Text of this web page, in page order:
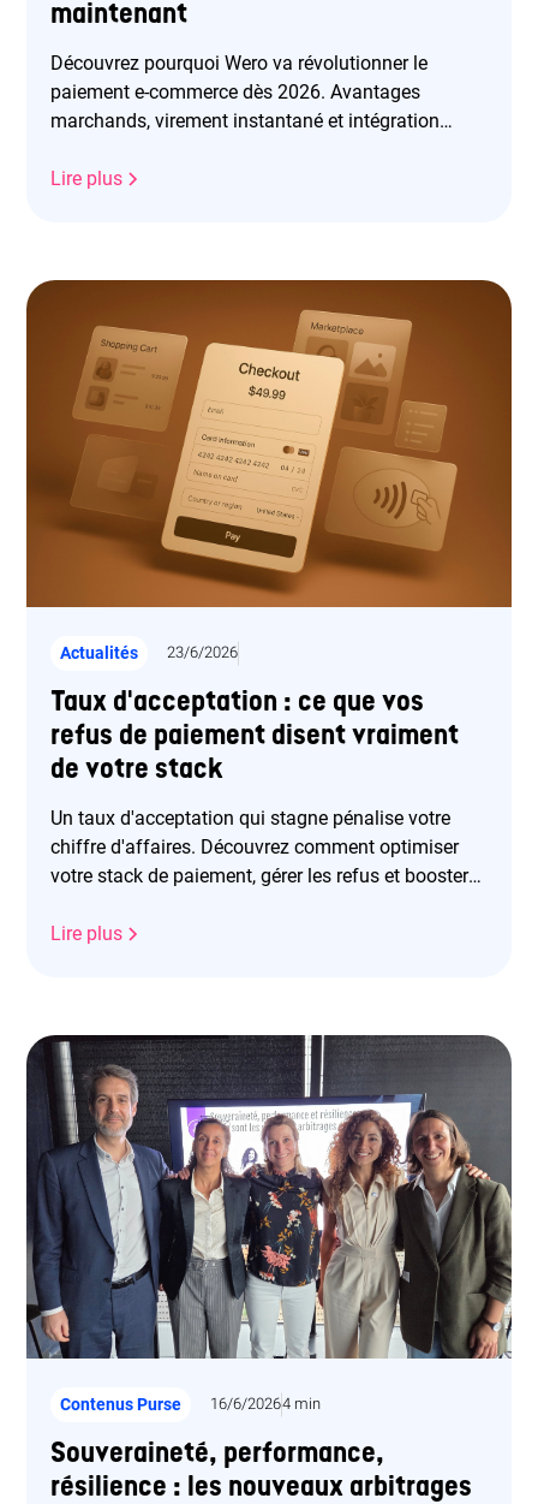
maintenant
Découvrez pourquoi Wero va révolutionner le
paiement e-commerce dès 2026. Avantages
marchands, virement instantané et intégration
Lire plus
Actualités 23/6/2026
Taux d'acceptation : ce que vos
refus de paiement disent vraiment
de votre stack
Un taux d'acceptation qui stagne pénalise votre
chiffre d'affaires. Découvrez comment optimiser
votre stack de paiement, gérer les refus et booster
Lire plus
Contenus Purse 16/6/20264 min
Souveraineté, performance,
résilience : les nouveaux arbitrages